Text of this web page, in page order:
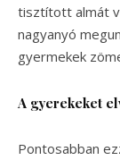
tisztított almát
nagyanyó
gyermekek
A gyerekeket
Pontosabban